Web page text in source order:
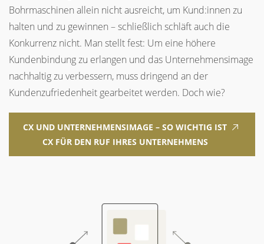
Bohrmaschinen allein nicht ausreicht, um Kund:innen zu
halten und zu gewinnen – schließlich schläft auch die
Konkurrenz nicht. Man stellt fest: Um eine höhere
Kundenbindung zu erlangen und das Unternehmensimage
nachhaltig zu verbessern, muss dringend an der
Kundenzufriedenheit gearbeitet werden. Doch wie?
CX UND UNTERNEHMENSIMAGE – SO WICHTIG IST
CX FÜR DEN RUF IHRES UNTERNEHMENS